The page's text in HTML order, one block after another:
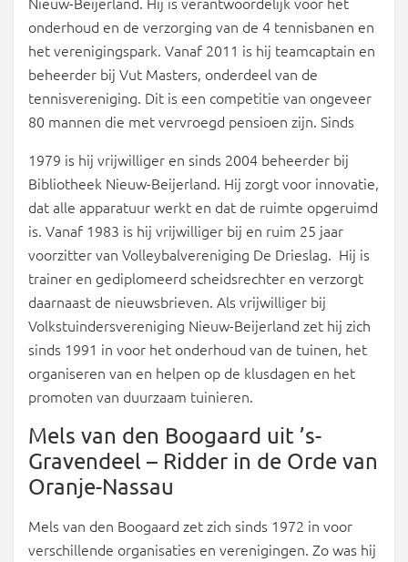
onderhoud en de verzorging van de 4 tennisbanen en
het verenigingspark. Vanaf 2011 is hij teamcaptain en
beheerder bij Vut Masters, onderdeel van de
tennisvereniging. Dit is een competitie van ongeveer
80 mannen die met vervroegd pensioen zijn. Sinds
1979 is hij vrijwilliger en sinds 2004 beheerder bij
Bibliotheek Nieuw-Beijerland. Hij zorgt voor innovatie,
dat alle apparatuur werkt en dat de ruimte opgeruimd
is. Vanaf 1983 is hij vrijwilliger bij en ruim 25 jaar
voorzitter van Volleybalvereniging De Drieslag. Hij is
trainer en gediplomeerd scheidsrechter en verzorgt
daarnaast de nieuwsbrieven. Als vrijwilliger bij
Volkstuindersvereniging Nieuw-Beijerland zet hij zich
sinds 1991 in voor het onderhoud van de tuinen, het
organiseren van en helpen op de klusdagen en het
promoten van duurzaam tuinieren.
Mels van den Boogaard uit ’s-
Gravendeel – Ridder in de Orde van
Oranje-Nassau
Mels van den Boogaard zet zich sinds 1972 in voor
verschillende organisaties en verenigingen. Zo was hij